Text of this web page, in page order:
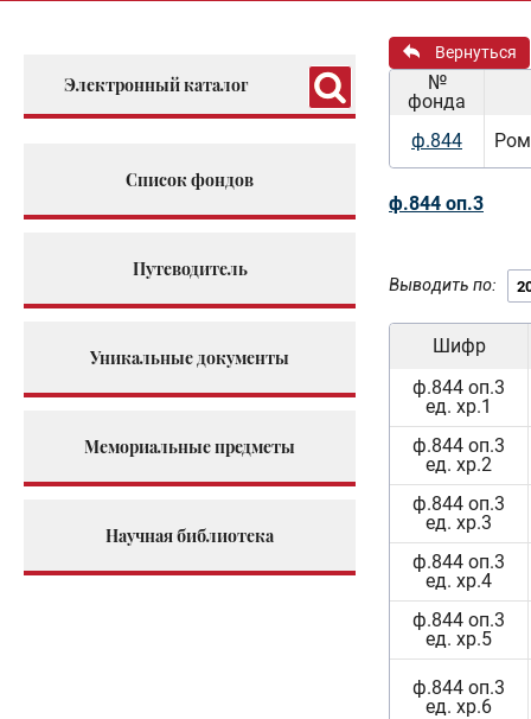
Электронный каталог
Список фондов
Путеводитель
Уникальные документы
Мемориальные предметы
Научная библиотека
Вернуться
№
фонда
ф.844
ф.844 оп.3
Выводить по:
Шифр
ф.844 оп.3
ед. хр.1
ф.844 оп.3
ед. хр.2
ф.844 оп.3
ед. хр.3
ф.844 оп.3
ед. хр.4
ф.844 оп.3
ед. хр.5
ф.844 оп.3
ед. хр.6